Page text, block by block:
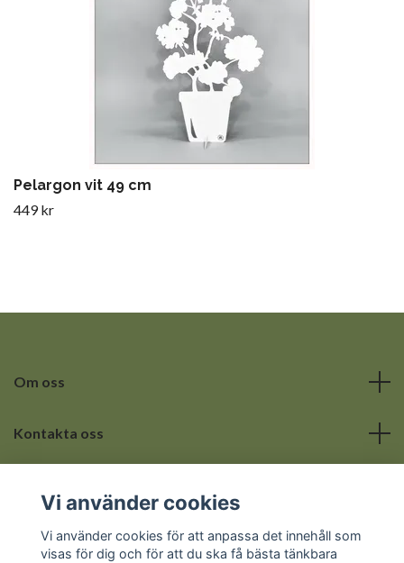
Pelargon vit 49 cm
449 kr
Om oss
Kontakta oss
Sociala medier
Vi använder cookies
Vi använder cookies för att anpassa det innehåll som
visas för dig och för att du ska få bästa tänkbara